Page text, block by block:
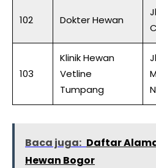
102 Dokter Hewan
103
Klinik Hewan
Vetline
Tumpang
Baca juga: Daftar
Hewan Bogor